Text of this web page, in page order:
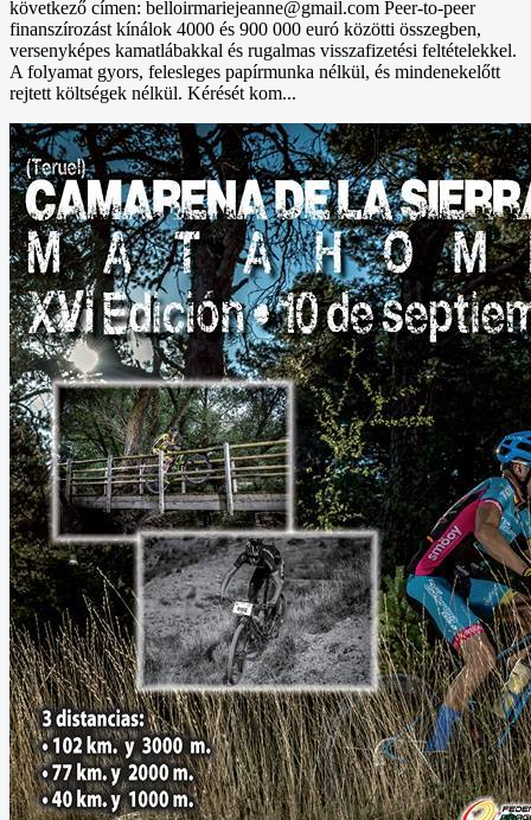
következő címen: belloirmariejeanne@gmail.com Peer-to-peer
finanszírozást kínálok 4000 és 900 000 euró közötti összegben,
versenyképes kamatlábakkal és rugalmas visszafizetési feltételekkel.
A folyamat gyors, felesleges papírmunka nélkül, és mindenekelőtt
rejtett költségek nélkül. Kérését kom...